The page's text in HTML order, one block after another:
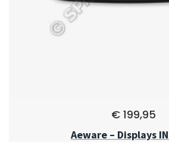
€199,95
Aeware – Displays